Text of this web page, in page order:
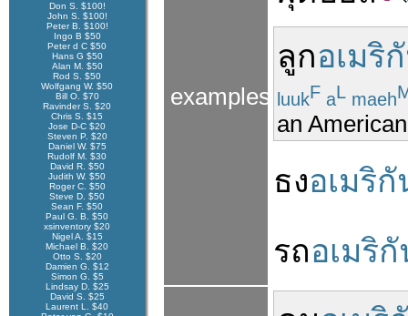
Don S. $100!
John S. $100!
Peter B. $100!
Ingo B $50
Peter d C $50
Hans G $50
Alan M. $50
Rod S. $50
Wolfgang W. $50
Bill O. $70
Ravinder S. $20
Chris S. $15
Jose D-C $20
Steven P. $20
Daniel W. $75
Rudolf M. $30
David R. $50
Judith W. $50
Roger C. $50
Steve D. $50
Sean F. $50
Paul G. B. $50
xsinventory $20
Nigel A. $15
Michael B. $20
Otto S. $20
Damien G. $12
Simon G. $5
Lindsay D. $25
David S. $25
Laurent L. $40
examples
ลูกอเมริ
luukF aL maeh
an
ธงอเมริกั
รถอเมริ